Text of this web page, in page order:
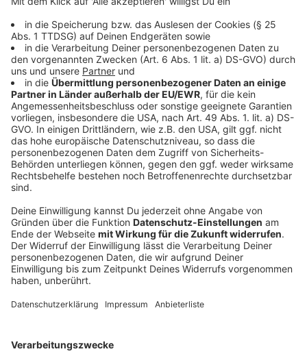
Drittanbieters, um Videoinhalte
einzubetten. Dieser Service kann
Daten zu Ihren Aktivitäten
sammeln. Bitte lesen Sie die
Details durch und stimmen Sie der
Nutzung des Service zu, um dieses
Video anzusehen.
Mehr Informationen
Akzeptieren
Management Platform
Rea Garvey, der irische Musiker und Songwriter, hat
seine neue Single "Take This Heart" veröffentlicht.
Der Song ist der Vorbote zu einem Soundtrackalbum.
Anzeige
Im Interview mit Kathrin Teske kommt Rea auch auf
einen eher peinlichen Moment zu sprechen, nämlich
den, als er in seiner Jugend verhaftet wurde. Darüber
hat er kaum gesprochen, obwohl er heute darüber
landete.